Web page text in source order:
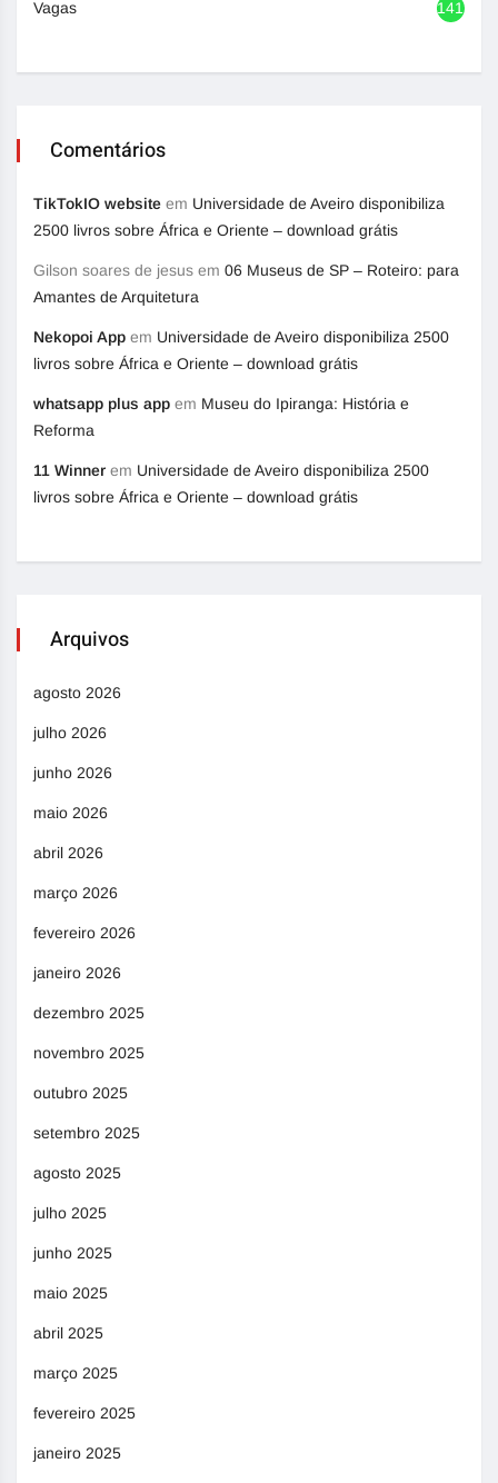
Vagas 1417
Comentários
TikTokIO website em Universidade de Aveiro disponibiliza
2500 livros sobre África e Oriente – download grátis
Gilson soares de jesus em 06 Museus de SP – Roteiro: para
Amantes de Arquitetura
Nekopoi App em Universidade de Aveiro disponibiliza 2500
livros sobre África e Oriente – download grátis
whatsapp plus app em Museu do Ipiranga: História e
Reforma
11 Winner em Universidade de Aveiro disponibiliza 2500
livros sobre África e Oriente – download grátis
Arquivos
agosto 2026
julho 2026
junho 2026
maio 2026
abril 2026
março 2026
fevereiro 2026
janeiro 2026
dezembro 2025
novembro 2025
outubro 2025
setembro 2025
agosto 2025
julho 2025
junho 2025
maio 2025
abril 2025
março 2025
fevereiro 2025
janeiro 2025